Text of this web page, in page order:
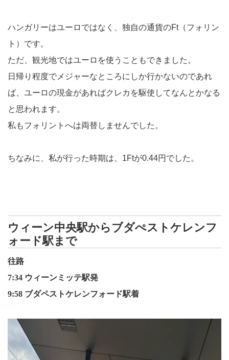
ハンガリーはユーロではなく、独自の通貨のFt（フォリン
ト）です。
ただ、観光地ではユーロを使うこともできました。
日帰り程度でメジャーなところにしか行かないのであれ
ば、ユーロの現金があればクレカを駆使してなんとかなる
と思われます。
私もフォリントへは両替しませんでした。
ちなみに、私が行った時期は、1Ftが0.44円でした。
ウィーン中央駅からブダぺストケレンフ
ォード駅まで
往路
7:34 ウィーンミッテ駅発
9:58 ブダペストケレンフォード駅着